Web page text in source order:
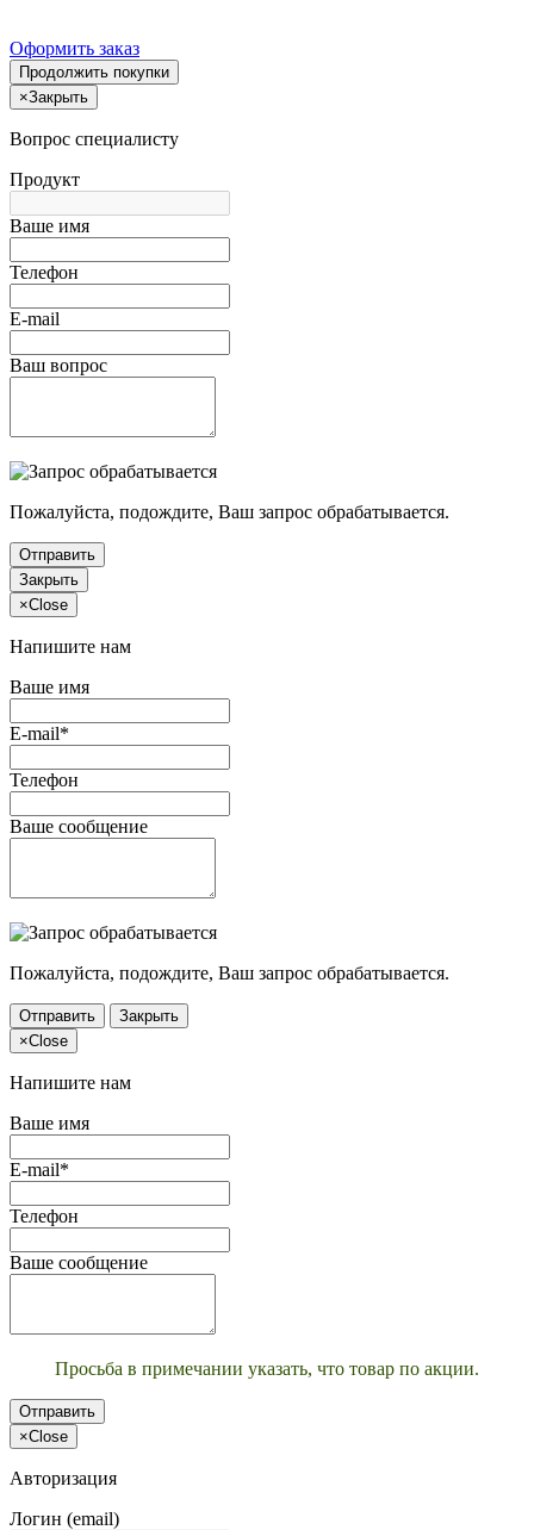
Оформить заказ
Продолжить покупки
×Закрыть
Вопрос специалисту
Продукт
Ваше имя
Телефон
E-mail
Ваш вопрос
Пожалуйста, подождите, Ваш запрос обрабатывается.
Отправить
Закрыть
×Close
Напишите нам
Ваше имя
E-mail*
Телефон
Ваше сообщение
Пожалуйста, подождите, Ваш запрос обрабатывается.
Отправить
Закрыть
×Close
Напишите нам
Ваше имя
E-mail*
Телефон
Ваше сообщение
Просьба в примечании указать, что товар по акции.
Отправить
×Close
Авторизация
Логин (email)